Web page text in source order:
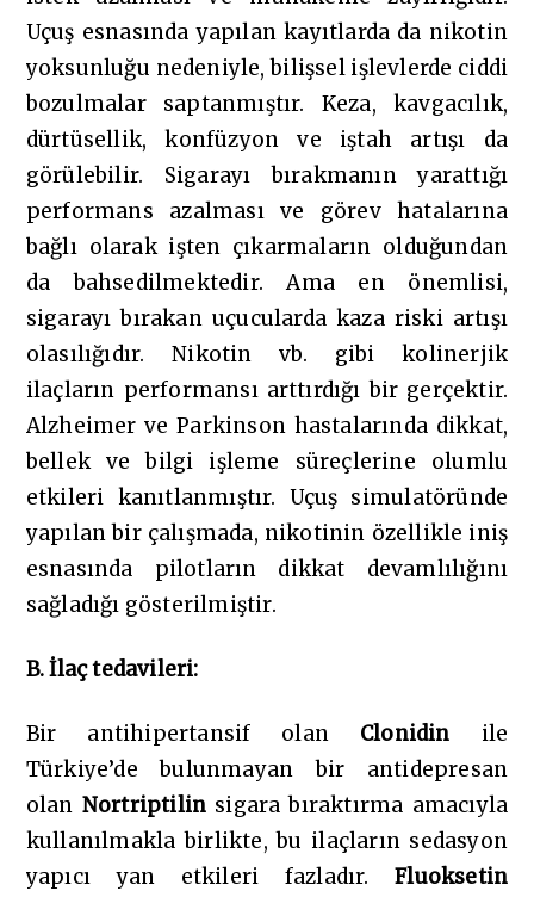
Uçuş esnasında yapılan kayıtlarda da nikotin
yoksunluğu nedeniyle, bilişsel işlevlerde ciddi
bozulmalar saptanmıştır. Keza, kavgacılık,
dürtüsellik, konfüzyon ve iştah artışı da
görülebilir. Sigarayı bırakmanın yarattığı
performans azalması ve görev hatalarına
bağlı olarak işten çıkarmaların olduğundan
da bahsedilmektedir. Ama en önemlisi,
sigarayı bırakan uçucularda kaza riski artışı
olasılığıdır. Nikotin vb. gibi kolinerjik
ilaçların performansı arttırdığı bir gerçektir.
Alzheimer ve Parkinson hastalarında dikkat,
bellek ve bilgi işleme süreçlerine olumlu
etkileri kanıtlanmıştır. Uçuş simulatöründe
yapılan bir çalışmada, nikotinin özellikle iniş
esnasında pilotların dikkat devamlılığını
sağladığı gösterilmiştir.
B. İlaç tedavileri:
Bir antihipertansif olan Clonidin ile
Türkiye’de bulunmayan bir antidepresan
olan Nortriptilin sigara bıraktırma amacıyla
kullanılmakla birlikte, bu ilaçların sedasyon
yapıcı yan etkileri fazladır.Fluoksetin